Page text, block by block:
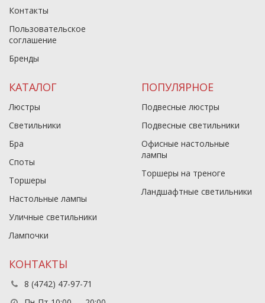
Контакты
Пользовательское
соглашение
Бренды
КАТАЛОГ
Люстры
Светильники
Бра
Споты
Торшеры
Настольные лампы
Уличные светильники
Лампочки
ПОПУЛЯРНОЕ
Подвесные люстры
Подвесные светильники
Офисные настольные
лампы
Торшеры на треноге
Ландшафтные светильники
КОНТАКТЫ
8 (4742) 47-97-71